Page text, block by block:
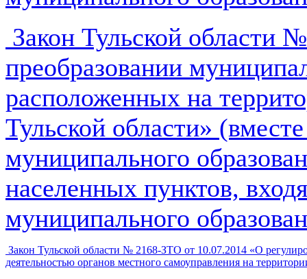
Закон Тульской области
преобразовании
расположенных на
Тульской области»
муниципального
населенных пунктов,
муниципального
Закон Тульской области № 2168-ЗТО от 10.07.2014 «О
деятельностью органов местного самоуправления на